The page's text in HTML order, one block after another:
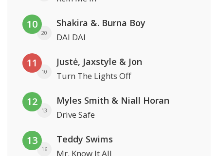
10
20
Shakira &. Burna Boy
DAI DAI
11
10
Justė, Jaxstyle & Jon
Turn The Lights Off
12
13
Myles Smith & Niall Horan
Drive Safe
13
16
Teddy Swims
Mr. Know It All